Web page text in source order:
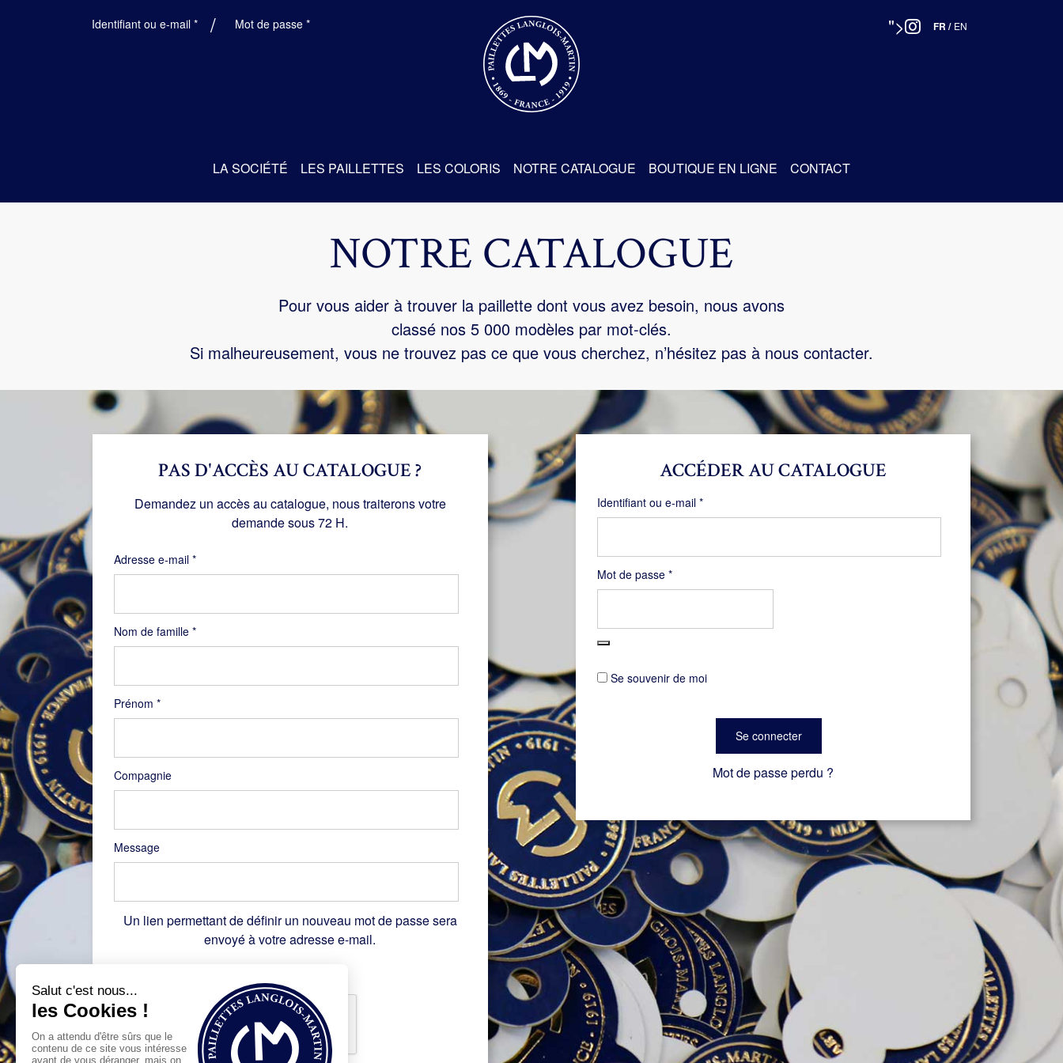
Identifiant ou e-mail *ObligatoireMot de passe *Obligatoire "> FR / EN
LA SOCIÉTÉ LES PAILLETTES LES COLORIS NOTRE CATALOGUE BOUTIQUE EN LIGNE CONTACT
NOTRE CATALOGUE
Pour vous aider à trouver la paillette dont vous avez besoin, nous avons
classé nos 5 000 modèles par mot-clés.
Si malheureusement, vous ne trouvez pas ce que vous cherchez, n’hésitez pas à nous contacter.
ACCÉDER AU CATALOGUE
Identifiant ou e-mail *Obligatoire
Mot de passe *Obligatoire
Se souvenir de moi
Se connecter
Mot de passe perdu ?
Nom de famille *
Prénom *
Compagnie
Message
PAS D'ACCÈS AU CATALOGUE ?
Demandez un accès au catalogue, nous traiterons votre
demande sous 72 H.
Adresse e-mail *Obligatoire
Un lien permettant de définir un nouveau mot de passe sera
envoyé à votre adresse e-mail.